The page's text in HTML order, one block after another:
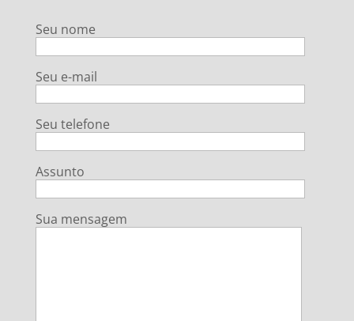
Seu nome
Seu e-mail
Seu telefone
Assunto
Sua mensagem